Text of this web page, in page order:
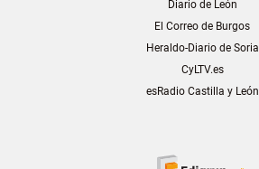
Diario de León
El Correo de Burgos
Heraldo-Diario de Soria
CyLTV.es
esRadio Castilla y León